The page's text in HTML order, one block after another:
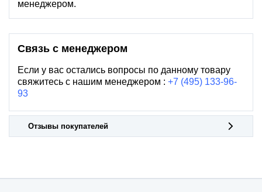
менеджером.
Связь с менеджером
Если у вас остались вопросы по данному товару
свяжитесь с нашим менеджером : +7 (495) 133-96-
93
Отзывы покупателей